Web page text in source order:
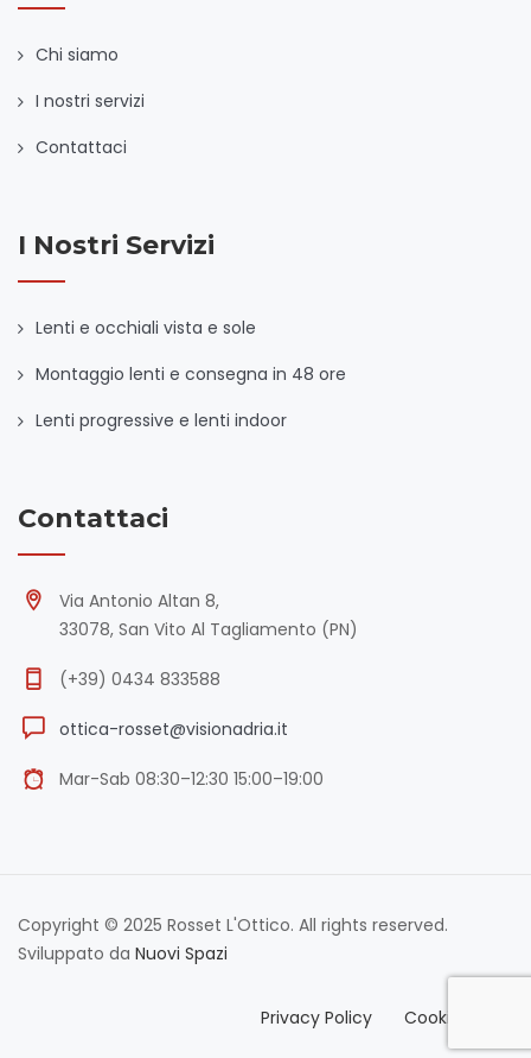
Chi siamo
I nostri servizi
Contattaci
I Nostri Servizi
Lenti e occhiali vista e sole
Montaggio lenti e consegna in 48 ore
Lenti progressive e lenti indoor
Contattaci
Via Antonio Altan 8,
33078, San Vito Al Tagliamento (PN)
(+39) 0434 833588
ottica-rosset@visionadria.it
Mar-Sab 08:30–12:30 15:00–19:00
Copyright © 2025 Rosset L'Ottico. All rights reserved.
Sviluppato da Nuovi Spazi
Privacy Policy Cookie Policy